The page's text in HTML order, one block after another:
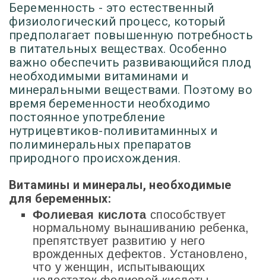
Беременность - это естественный
физиологический процесс, который
предполагает повышенную потребность
в питательных веществах. Особенно
важно обеспечить развивающийся плод
необходимыми витаминами и
минеральными веществами. Поэтому во
время беременности необходимо
постоянное употребление
нутрицевтиков-поливитаминных и
полиминеральных препаратов
природного происхождения.
Витамины и минералы, необходимые
для беременных:
Фолиевая кислота способствует
нормальному вынашиванию ребенка,
препятствует развитию у него
врожденных дефектов. Установлено,
что у женщин, испытывающих